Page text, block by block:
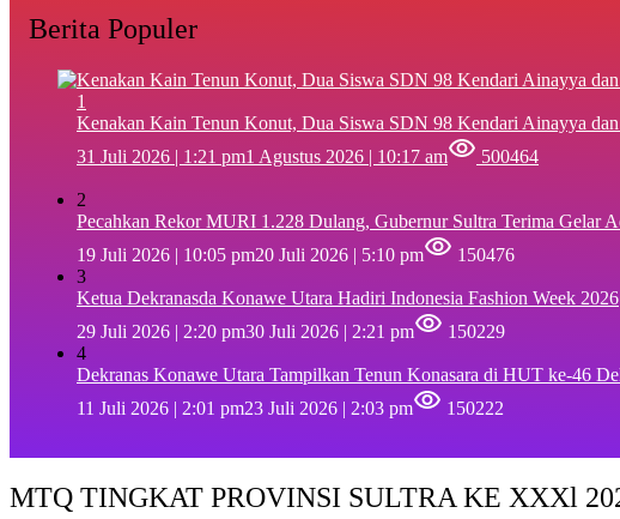
Berita Populer
1
‎Kenakan Kain Tenun Konut, Dua Siswa SDN 98 Kendari Ainayya
31 Juli 2026 | 1:21 pm1 Agustus 2026 | 10:17 am 500464
2
Pecahkan Rekor MURI 1.228 Dulang, Gubernur Sultra Terima Gelar
19 Juli 2026 | 10:05 pm20 Juli 2026 | 5:10 pm
150476
3
Ketua Dekranasda Konawe Utara Hadiri Indonesia Fashion Week 2026
29 Juli 2026 | 2:20 pm30 Juli 2026 | 2:21 pm
150229
4
Dekranas Konawe Utara Tampilkan Tenun Konasara di HUT ke-46
11 Juli 2026 | 2:01 pm23 Juli 2026 | 2:03 pm 150222
MTQ TINGKAT PROVINSI SULTRA KE XXXl